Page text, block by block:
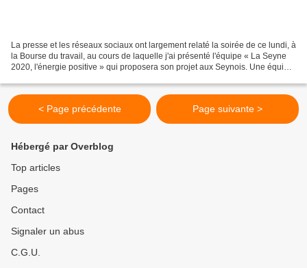
La presse et les réseaux sociaux ont largement relaté la soirée de ce lundi, à
la Bourse du travail, au cours de laquelle j'ai présenté l'équipe « La Seyne
2020, l'énergie positive » qui proposera son projet aux Seynois. Une équipe
< Page précédente Page suivante >
Hébergé par Overblog
Top articles
Pages
Contact
Signaler un abus
C.G.U.